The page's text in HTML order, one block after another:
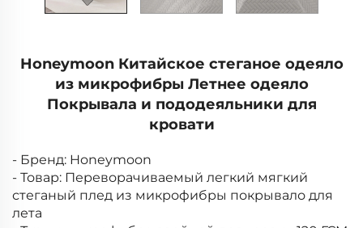
Honeymoon Китайское стеганое одеяло
из микрофибры Летнее одеяло
Покрывала и пододеяльники для
кровати
- Бренд: Honeymoon
- Товар: Переворачиваемый легкий мягкий
стеганый плед из микрофибры покрывало для
лета